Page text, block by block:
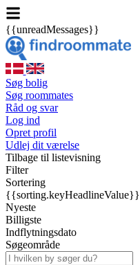
{{unreadMessages}}
Søg bolig
Søg roommates
Råd og svar
Log ind
Opret profil
Udlej dit værelse
Tilbage til listevisning
Filter
Sortering
{{sorting.keyHeadlineValue}}
Nyeste
Billigste
Indflytningsdato
Søgeområde